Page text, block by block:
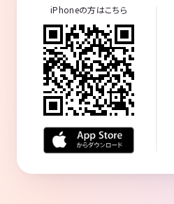
iPhoneの方はこちら